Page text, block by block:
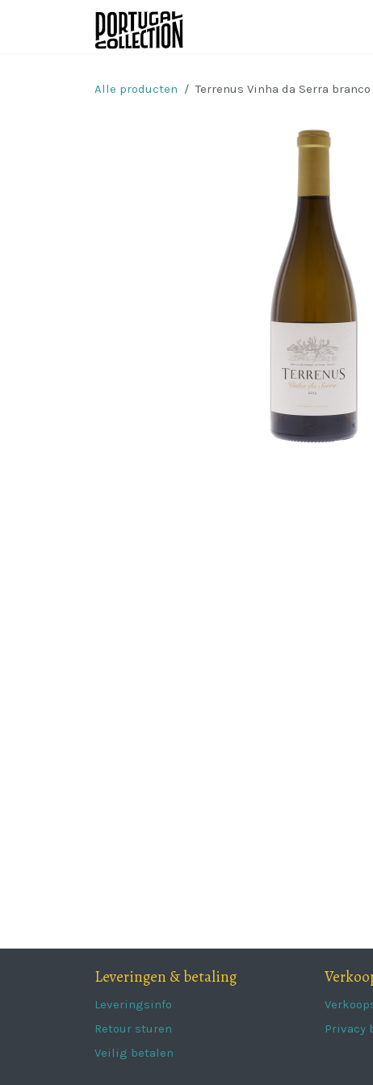
Overslaan naar inhoud
Alle producten Terrenus Vinha da Serra
Leveringen & betaling
Leveringsinfo
Retour sturen
Veilig betalen
Privacy